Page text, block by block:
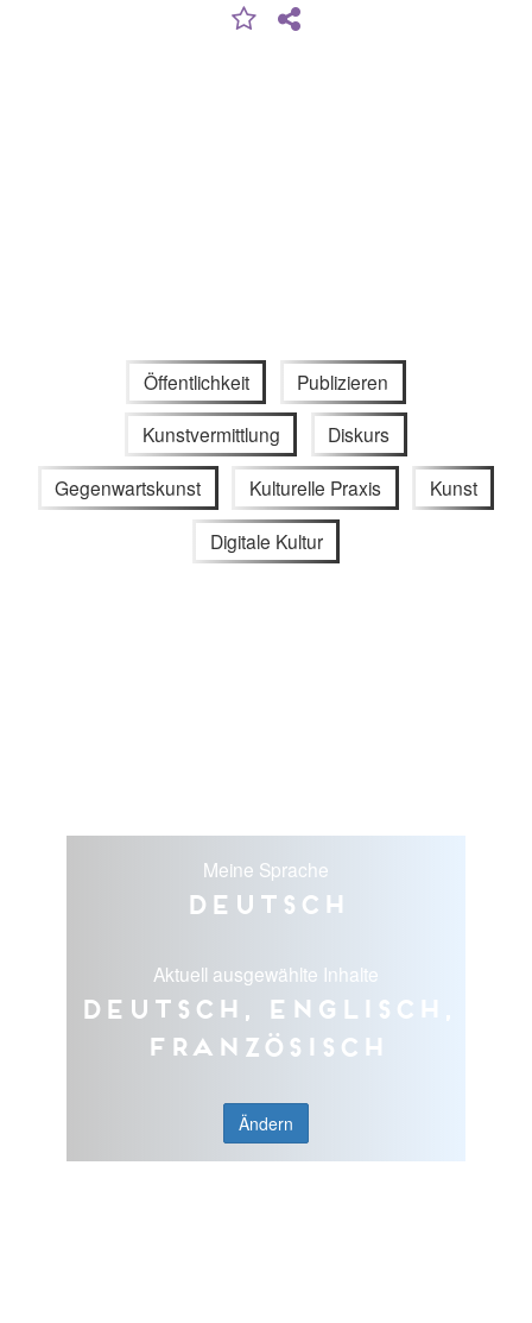
Öffentlichkeit Publizieren
Kunstvermittlung Diskurs
Gegenwartskunst Kulturelle Praxis Kunst
Digitale Kultur
Meine Sprache
Deutsch
Aktuell ausgewählte Inhalte
Deutsch, Englisch,
Französisch
Ändern